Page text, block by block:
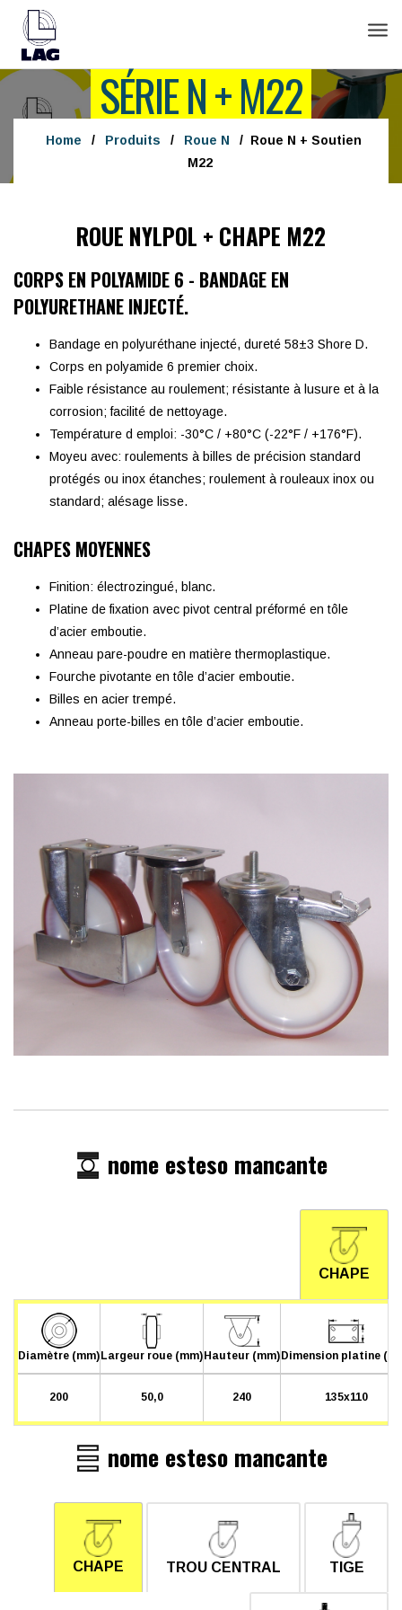
SÉRIE N + M22
Home / Produits / Roue N / Roue N + Soutien
M22
ROUE NYLPOL + CHAPE M22
CORPS EN POLYAMIDE 6 - BANDAGE EN
POLYURETHANE INJECTÉ.
Bandage en polyuréthane injecté, dureté 58±3 Shore D.
Corps en polyamide 6 premier choix.
Faible résistance au roulement; résistante à lusure et à la
corrosion; facilité de nettoyage.
Température d emploi: -30°C / +80°C (-22°F / +176°F).
Moyeu avec: roulements à billes de précision standard
protégés ou inox étanches; roulement à rouleaux inox ou
standard; alésage lisse.
CHAPES MOYENNES
Finition: électrozingué, blanc.
Platine de fixation avec pivot central préformé en tôle
d’acier emboutie.
Anneau pare-poudre en matière thermoplastique.
Fourche pivotante en tôle d’acier emboutie.
Billes en acier trempé.
Anneau porte-billes en tôle d’acier emboutie.
nome esteso mancante
CHAPE
Diamètre (mm) Largeur roue (mm) Hauteur (mm) Dimension platine
200 50,0 240 135x110
nome esteso mancante
CHAPE TROU CENTRAL TIGE